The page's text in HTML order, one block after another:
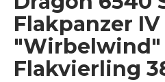
Flakpanzer IV
Flakvierling